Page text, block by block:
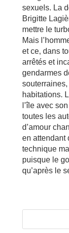
sexuels. La
Brigitte
mettre le
Mais
et ce, dans
arrêtés et
gendarmes
habitations.
l’île avec
toutes les
d’amour
en attendant
technique
puisque le
qu’après le